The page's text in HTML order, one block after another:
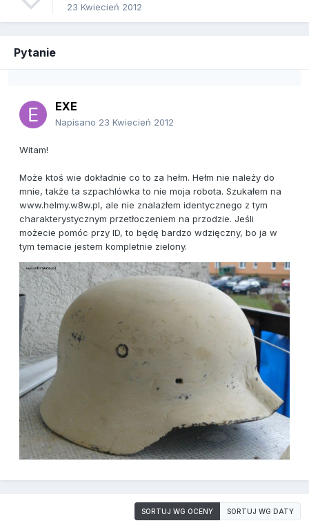
23 Kwiecień 2012
Pytanie
EXE
Napisano 23 Kwiecień 2012
Witam!
Może ktoś wie dokładnie co to za hełm. Hełm nie należy do
mnie, także ta szpachlówka to nie moja robota. Szukałem na
www.helmy.w8w.pl, ale nie znalazłem identycznego z tym
charakterystycznym przetłoczeniem na przodzie. Jeśli
możecie pomóc przy ID, to będę bardzo wdzięczny, bo ja w
tym temacie jestem kompletnie zielony.
SORTUJ WG OCENY SORTUJ WG DATY